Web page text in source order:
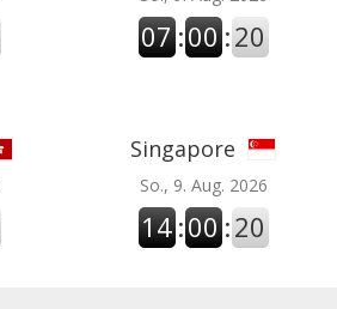
07 :00 :20
Singapore
So., 9. Aug. 2026
14 :00 :20